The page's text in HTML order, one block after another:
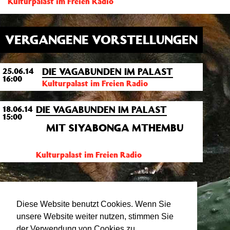
Diese Website benutzt Cookies. Wenn Sie
unsere Website weiter nutzen, stimmen Sie
VERGANGENE VORSTELLUNGEN
25.06.14
16:00
DIE VAGABUNDEN IM PALAST
Kulturpalast im Freien Radio
18.06.14
15:00
DIE VAGABUNDEN IM PALAST
MIT SIYABONGA MTHEMBU
Kulturpalast im Freien Radio